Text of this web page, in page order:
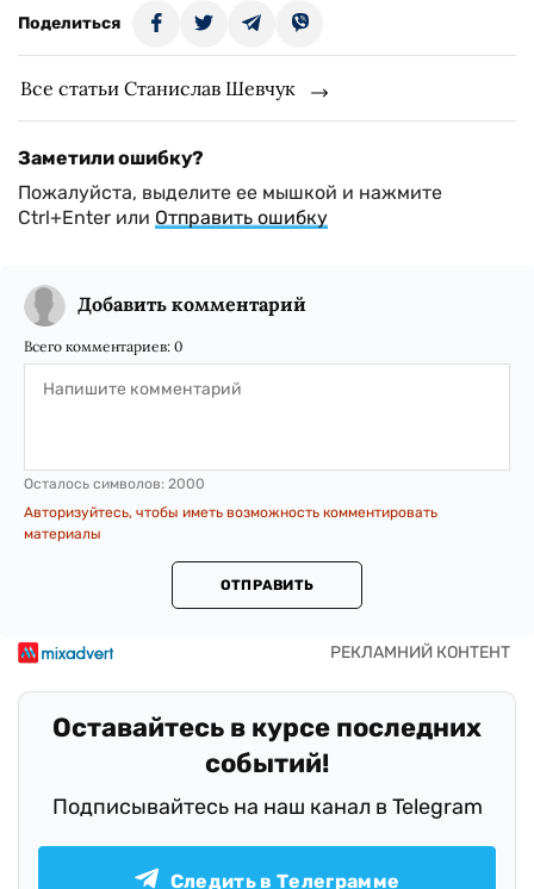
Поделиться
Все статьи Станислав Шевчук
Заметили ошибку?
Пожалуйста, выделите ее мышкой и нажмите
Ctrl+Enter или Отправить ошибку
Добавить комментарий
Всего комментариев: 0
Осталось символов: 2000
Авторизуйтесь, чтобы иметь возможность комментировать
материалы
ОТПРАВИТЬ
Оставайтесь в курсе последних
событий!
Подписывайтесь на наш канал в Telegram
Следить в Телеграмме